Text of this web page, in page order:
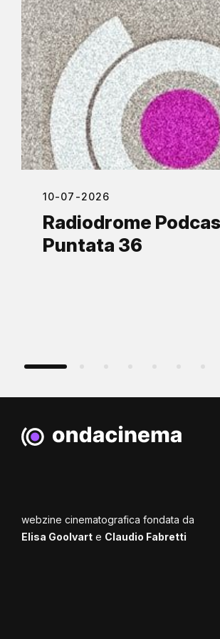
10-07-2026
Radiodrome
Puntata 36
webzine cinematografica fondata da
Elisa Goolvart e Claudio Fabretti